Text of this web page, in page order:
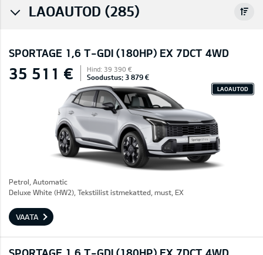
LAOAUTOD (285)
SPORTAGE 1,6 T-GDI (180HP) EX 7DCT 4WD
35 511 € Hind: 39 390 €
Soodustus: 3 879 €
LAOAUTOD
Petrol, Automatic
Deluxe White (HW2), Tekstiilist istmekatted, must, EX
VAATA